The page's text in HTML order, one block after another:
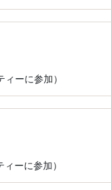
ーに参加）
ーに参加）